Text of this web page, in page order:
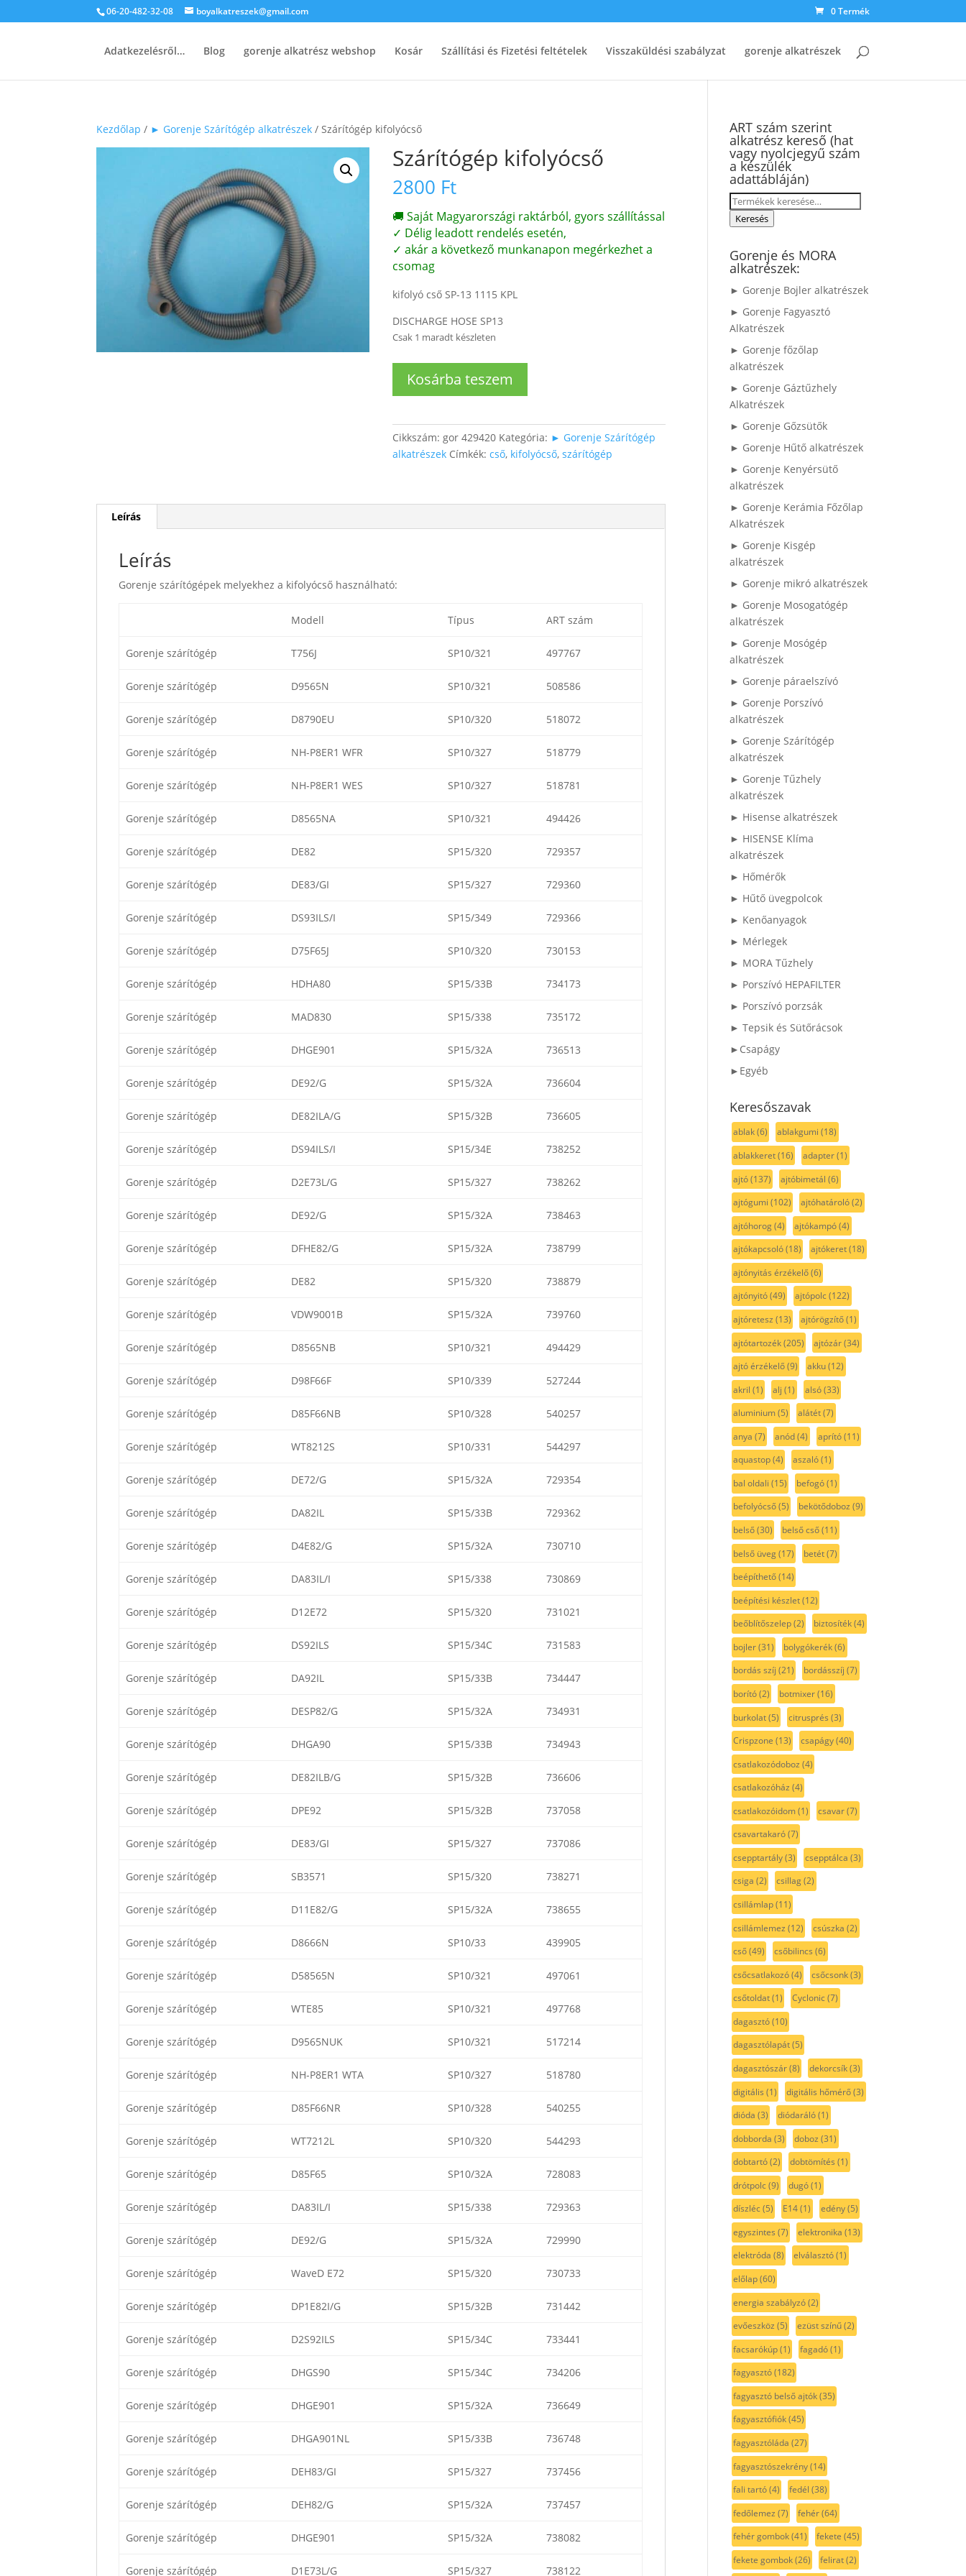
06-20-482-32-08 boyalkatreszek@gmail.com 0 Termék
Adatkezelésről… Blog gorenje alkatrész webshop Kosár Szállítási és Fizetési feltételek Visszaküldési szabályzat gorenje alkatrészek
Kezdőlap / ► Gorenje Szárítógép alkatrészek / Szárítógép kifolyócső
Szárítógép kifolyócső
2800 Ft
🚚 Saját Magyarországi raktárból, gyors szállítással
✓ Délig leadott rendelés esetén,
✓ akár a következő munkanapon megérkezhet a
csomag
kifolyó cső SP-13 1115 KPL
DISCHARGE HOSE SP13
Csak 1 maradt készleten
Szárítógép
kifolyócső
Kosárba teszem
Cikkszám:gor 429420 Kategória: ► Gorenje Szárítógép
alkatrészek Címkék:cső, kifolyócső,szárítógép
Leírás
Leírás
Gorenje szárítógépek melyekhez a kifolyócső használható:
Modell Típus ART szám
Gorenje szárítógép T756J SP10/321 497767
Gorenje szárítógép D9565N SP10/321 508586
Gorenje szárítógép D8790EU SP10/320 518072
Gorenje szárítógép NH-P8ER1 WFR SP10/327 518779
Gorenje szárítógép NH-P8ER1 WES SP10/327 518781
Gorenje szárítógép D8565NA SP10/321 494426
Gorenje szárítógép DE82 SP15/320 729357
Gorenje szárítógép DE83/GI SP15/327 729360
Gorenje szárítógép DS93ILS/I SP15/349 729366
Gorenje szárítógép D75F65J SP10/320 730153
Gorenje szárítógép HDHA80 SP15/33B 734173
Gorenje szárítógép MAD830 SP15/338 735172
Gorenje szárítógép DHGE901 SP15/32A 736513
Gorenje szárítógép DE92/G SP15/32A 736604
Gorenje szárítógép DE82ILA/G SP15/32B 736605
Gorenje szárítógép DS94ILS/I SP15/34E 738252
Gorenje szárítógép D2E73L/G SP15/327 738262
Gorenje szárítógép DE92/G SP15/32A 738463
Gorenje szárítógép DFHE82/G SP15/32A 738799
Gorenje szárítógép DE82 SP15/320 738879
Gorenje szárítógép VDW9001B SP15/32A 739760
Gorenje szárítógép D8565NB SP10/321 494429
Gorenje szárítógép D98F66F SP10/339 527244
Gorenje szárítógép D85F66NB SP10/328 540257
Gorenje szárítógép WT8212S SP10/331 544297
Gorenje szárítógép DE72/G SP15/32A 729354
Gorenje szárítógép DA82IL SP15/33B 729362
Gorenje szárítógép D4E82/G SP15/32A 730710
Gorenje szárítógép DA83IL/I SP15/338 730869
Gorenje szárítógép D12E72 SP15/320 731021
Gorenje szárítógép DS92ILS SP15/34C 731583
Gorenje szárítógép DA92IL SP15/33B 734447
Gorenje szárítógép DESP82/G SP15/32A 734931
Gorenje szárítógép DHGA90 SP15/33B 734943
Gorenje szárítógép DE82ILB/G SP15/32B 736606
Gorenje szárítógép DPE92 SP15/32B 737058
Gorenje szárítógép DE83/GI SP15/327 737086
Gorenje szárítógép SB3571 SP15/320 738271
Gorenje szárítógép D11E82/G SP15/32A 738655
Gorenje szárítógép D8666N SP10/33 439905
Gorenje szárítógép D58565N SP10/321 497061
Gorenje szárítógép WTE85 SP10/321 497768
Gorenje szárítógép D9565NUK SP10/321 517214
Gorenje szárítógép NH-P8ER1 WTA SP10/327 518780
Gorenje szárítógép D85F66NR SP10/328 540255
Gorenje szárítógép WT7212L SP10/320 544293
Gorenje szárítógép D85F65 SP10/32A 728083
Gorenje szárítógép DA83IL/I SP15/338 729363
Gorenje szárítógép DE92/G SP15/32A 729990
Gorenje szárítógép WaveD E72 SP15/320 730733
Gorenje szárítógép DP1E82I/G SP15/32B 731442
Gorenje szárítógép D2S92ILS SP15/34C 733441
Gorenje szárítógép DHGS90 SP15/34C 734206
Gorenje szárítógép DHGE901 SP15/32A 736649
Gorenje szárítógép DHGA901NL SP15/33B 736748
Gorenje szárítógép DEH83/GI SP15/327 737456
Gorenje szárítógép DEH82/G SP15/32A 737457
Gorenje szárítógép DHGE901 SP15/32A 738082
Gorenje szárítógép D1E73L/G SP15/327 738122
ART szám szerint
alkatrész kereső (hat
vagy nyolcjegyű szám
a készülék
adattábláján)
Keresés
a Keresés
Gorenje és MORA
alkatrészek:
► Gorenje Bojler alkatrészek
► Gorenje Fagyasztó
Alkatrészek
► Gorenje főzőlap
alkatrészek
► Gorenje Gáztűzhely
Alkatrészek
► Gorenje Gőzsütők
► Gorenje Hűtő alkatrészek
► Gorenje Kenyérsütő
alkatrészek
► Gorenje Kerámia Főzőlap
Alkatrészek
► Gorenje Kisgép
alkatrészek
► Gorenje mikró alkatrészek
► Gorenje Mosogatógép
alkatrészek
► Gorenje Mosógép
alkatrészek
► Gorenje páraelszívó
► Gorenje Porszívó
alkatrészek
► Gorenje Szárítógép
alkatrészek
► Gorenje Tűzhely
alkatrészek
► Hisense alkatrészek
► HISENSE Klíma
alkatrészek
► Hőmérők
► Hűtő üvegpolcok
► Kenőanyagok
► Mérlegek
► MORA Tűzhely
► Porszívó HEPAFILTER
► Porszívó porzsák
► Tepsik és Sütőrácsok
►Csapágy
►Egyéb
Keresőszavak
ablak(6) ablakgumi (18)
ablakkeret(16) adapter(1)
ajtó(137) ajtóbimetál (6)
ajtógumi (102) ajtóhatároló(2)
ajtóhorog(4) ajtókampó(4)
ajtókapcsoló(18) ajtókeret(18)
ajtónyitás érzékelő(6)
ajtónyitó(49) ajtópolc(122)
ajtóretesz (13) ajtórögzítő(1)
ajtótartozék(205) ajtózár(34)
ajtó érzékelő(9) akku(12)
akril (1) alj (1) alsó(33)
aluminium(5) alátét(7)
anya (7) anód(4) aprító(11)
aquastop(4) aszaló(1)
bal oldali (15) befogó(1)
befolyócső(5) bekötődoboz (9)
belső(30) belső cső(11)
belső üveg(17) betét(7)
beépíthető(14)
beépítési készlet(12)
beőblítőszelep(2) biztosíték(4)
bojler(31) bolygókerék(6)
bordás szíj (21) bordásszíj (7)
borító(2) botmixer(16)
burkolat(5) citrusprés (3)
Crispzone (13) csapágy(40)
csatlakozódoboz (4)
csatlakozóház (4)
csatlakozóidom(1) csavar(7)
csavartakaró(7)
csepptartály(3) csepptálca (3)
csiga (2) csillag(2)
csillámlap(11)
csillámlemez (12) csúszka (2)
cső(49) csőbilincs (6)
csőcsatlakozó(4) csőcsonk(3)
csőtoldat(1) Cyclonic(7)
dagasztó(10)
dagasztólapát(5)
dagasztószár(8) dekorcsík(3)
digitális (1) digitális hőmérő(3)
dióda (3) diódaráló(1)
dobborda (3) doboz (31)
dobtartó(2) dobtömítés (1)
drótpolc(9) dugó(1)
díszléc(5) E14(1) edény(5)
egyszintes (7) elektronika (13)
elektróda (8) elválasztó(1)
előlap(60)
energia szabályzó(2)
evőeszköz (5) ezüst színű(2)
facsarókúp(1) fagadó(1)
fagyasztó(182)
fagyasztó belső ajtók(35)
fagyasztófiók(45)
fagyasztóláda (27)
fagyasztószekrény(14)
fali tartó(4) fedél (38)
fedőlemez (7) fehér(64)
fehér gombok(41) fekete (45)
fekete gombok(26) felirat(2)